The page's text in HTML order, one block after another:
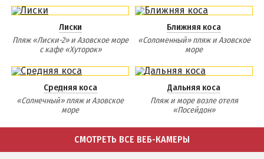
Лиски
Пляж «Лиски-2» и Азовское море
с кафе «Хуторок»
Ближняя коса
«Соломенный» пляж и Азовское
море
Средняя коса
«Солнечный» пляж и Азовское
море
Дальняя коса
Пляж и море возле отеля
«Посейдон»
СМОТРЕТЬ ВСЕ ВЕБ-КАМЕРЫ